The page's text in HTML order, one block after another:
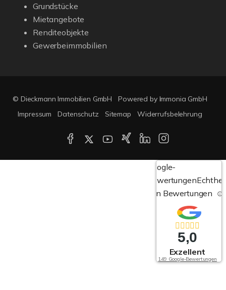
Grundstücke
Mietangebote
Renditeobjekte
Gewerbeimmobilien
© Dieckmann Immobilien GmbH
Powered by Immonia GmbH
Impressum
Datenschutz Sitemap Widerrufsbelehrung
Google-
Bewertungen
von Bewertungen
5,0
Exzellent
149 Google-Bewertungen